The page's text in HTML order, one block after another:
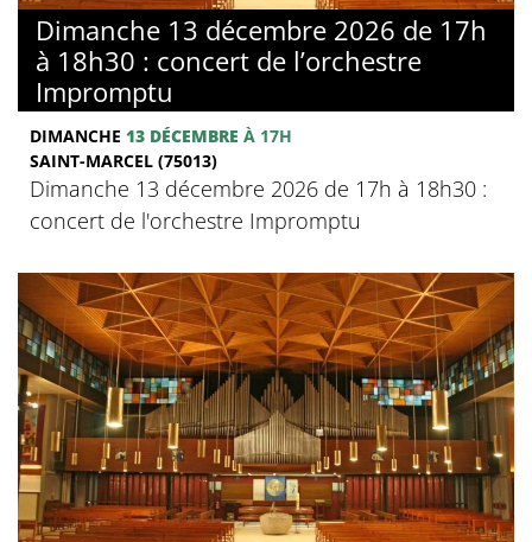
Dimanche 13 décembre 2026 de 17h
à 18h30 : concert de l’orchestre
Impromptu
DIMANCHE 13 DÉCEMBRE À 17H
SAINT-MARCEL (75013)
Dimanche 13 décembre 2026 de 17h à 18h30 :
concert de l'orchestre Impromptu